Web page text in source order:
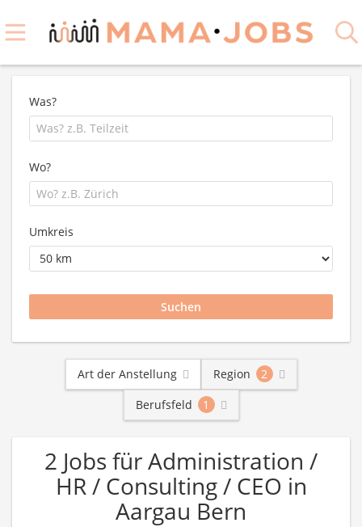
Was?
Wo?
Umkreis
Art der Anstellung Region
2
Berufsfeld
1
2 Jobs für Administration /
HR / Consulting / CEO in
Aargau Bern